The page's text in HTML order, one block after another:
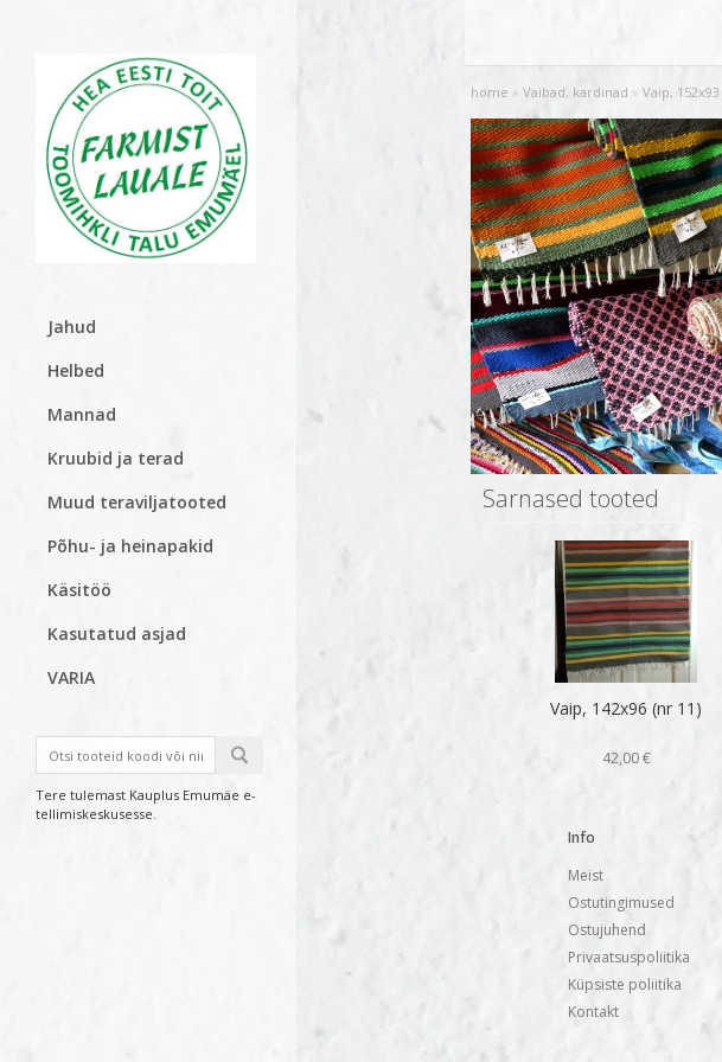
Jahud
Helbed
Mannad
Kruubid ja terad
Muud teraviljatooted
Põhu- ja heinapakid
Käsitöö
Kasutatud asjad
VARIA
Tere tulemast Kauplus Emumäe e-
tellimiskeskusesse.
home » Vaibad, kardinad » Vaip,
Sarnased tooted
Vaip, 142x96 (nr 11)
42,00 €
Info
Meist
Ostutingimused
Ostujuhend
Privaatsuspoliitika
Küpsiste poliitika
Kontakt